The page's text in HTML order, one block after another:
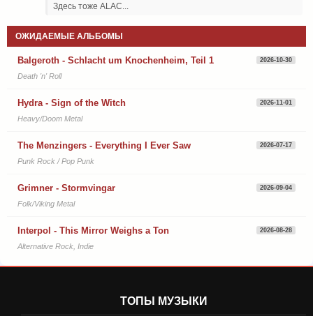
Здесь тоже ALAC...
ОЖИДАЕМЫЕ АЛЬБОМЫ
Balgeroth - Schlacht um Knochenheim, Teil 1 2026-10-30
Death 'n' Roll
Hydra - Sign of the Witch 2026-11-01
Heavy/Doom Metal
The Menzingers - Everything I Ever Saw 2026-07-17
Punk Rock / Pop Punk
Grimner - Stormvingar 2026-09-04
Folk/Viking Metal
Interpol - This Mirror Weighs a Ton 2026-08-28
Alternative Rock, Indie
ТОПЫ МУЗЫКИ